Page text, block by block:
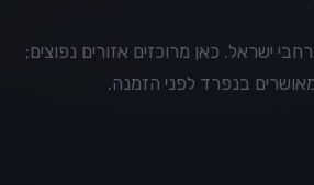
ישראל. כאן מרוכזים אזורים נפוצים;
בנפרד לפני הזמנה.